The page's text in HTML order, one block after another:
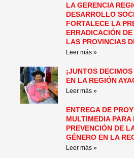
LA GERENCIA
DESARROLLO
FORTALECE LA
ERRADICACIÓN
LAS PROVINCIAS
Leer más »
¡JUNTOS
EN LA REGIÓN
Leer más »
ENTREGA DE
MULTIMEDIA
PREVENCIÓN DE
GÉNERO EN LA
Leer más »